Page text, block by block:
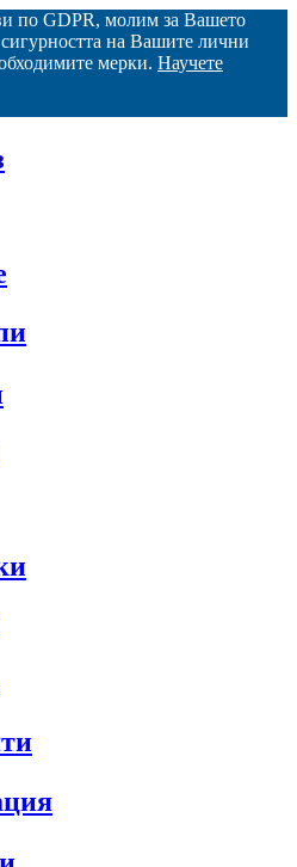
по GDPR, молим за Вашето
на Вашите лични
мерки. Научете